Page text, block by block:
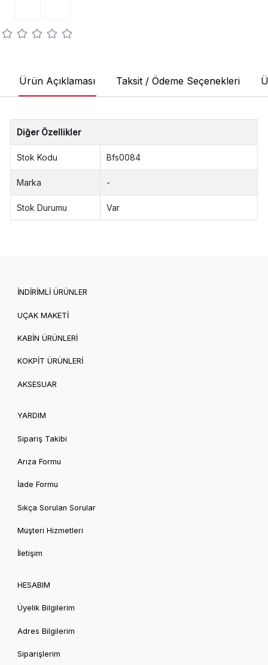
Ürün Açıklaması Taksit / Ödeme Seçenekleri
Diğer Özellikler
Stok Kodu Bfs0084
Marka -
Stok Durumu Var
İNDİRİMLİ ÜRÜNLER
UÇAK MAKETİ
KABİN ÜRÜNLERİ
KOKPİT ÜRÜNLERİ
AKSESUAR
YARDIM
Sipariş Takibi
Arıza Formu
İade Formu
Sıkça Sorulan Sorular
Müşteri Hizmetleri
İletişim
HESABIM
Üyelik Bilgilerim
Adres Bilgilerim
Siparişlerim